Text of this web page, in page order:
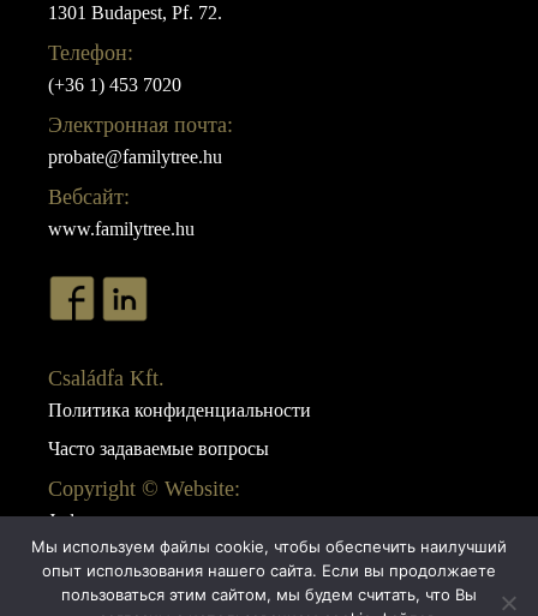
1301 Budapest, Pf. 72.
Телефон:
(+36 1) 453 7020
Электронная почта:
probate@familytree.hu
Вебсайт:
www.familytree.hu
Családfa Kft.
Политика конфиденциальности
Часто задаваемые вопросы
Copyright © Website:
Juda
Webdesign:
AB Design
Мы используем файлы cookie, чтобы обеспечить наилучший
опыт использования нашего сайта. Если вы продолжаете
пользоваться этим сайтом, мы будем считать, что Вы